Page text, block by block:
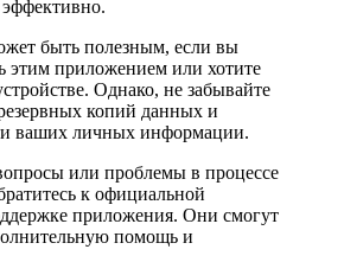
эффективно.
быть полезным, если вы
этим приложением или хотите
Однако, не забывайте
копий данных и
ваших личных информации.
или проблемы в процессе
к официальной
приложения. Они смогут
помощь и